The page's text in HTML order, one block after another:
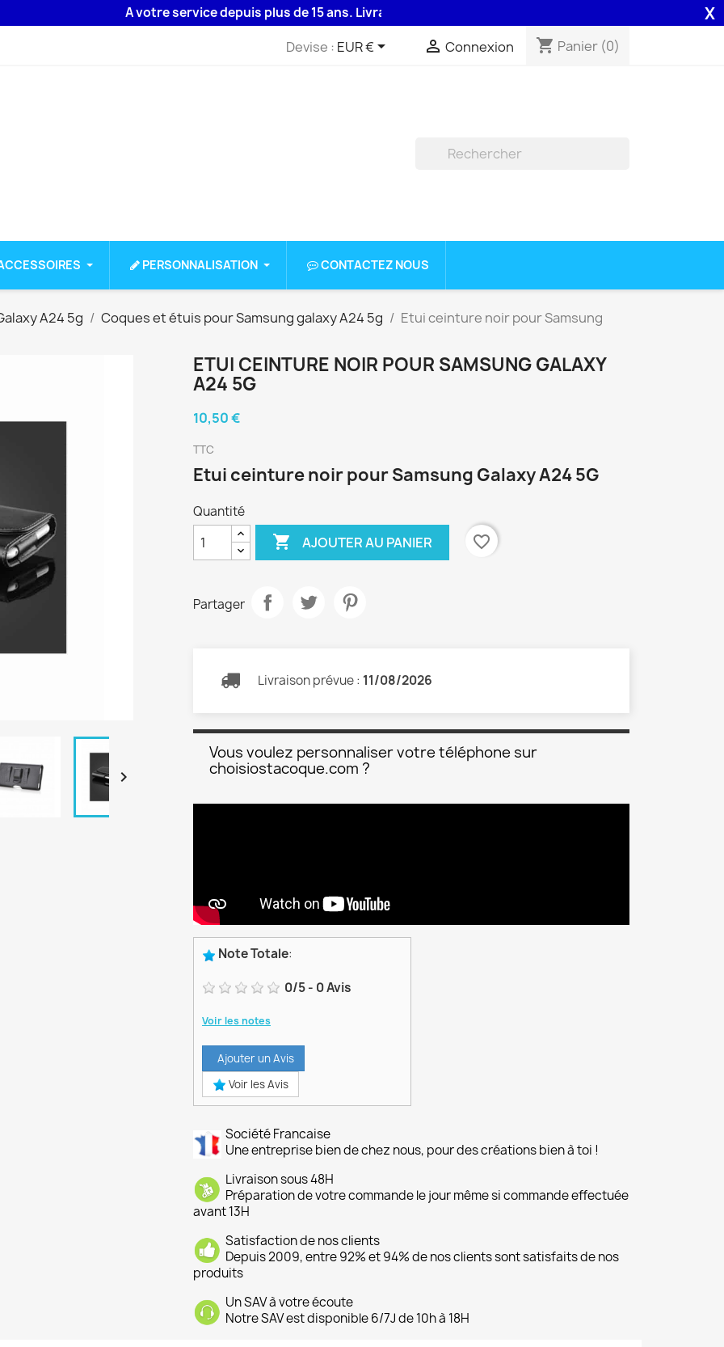
A votre service depuis plus de 15 ans. Livraison 48H assurée par la Poste . X
Devise : EUR €  Connexion shopping_cart Panier (0)
PERSONNALISATION CONTACTEZ NOUS
A24 5g Coques et étuis pour Samsung galaxy A24 5g Etui ceinture noir pour Samsung

ETUI CEINTURE NOIR POUR SAMSUNG GALAXY
A24 5G
10,50 €
TTC
Etui ceinture noir pour Samsung Galaxy A24 5G
Quantité
 AJOUTER AU PANIER favorite_border
Partager
Livraison prévue : 11/08/2026
Vous voulez personnaliser votre téléphone sur
choisiostacoque.com ?
Note Totale:
0/5- 0Avis
Voir les notes
Ajouter un Avis
Voir les Avis
Société Francaise
Une entreprise bien de chez nous, pour des créations bien à toi !
Livraison sous 48H
Préparation de votre commande le jour même si commande effectuée
avant 13H
Satisfaction de nos clients
Depuis 2009, entre 92% et 94% de nos clients sont satisfaits de nos
produits
Un SAV à votre écoute
Notre SAV est disponible 6/7J de 10h à 18H